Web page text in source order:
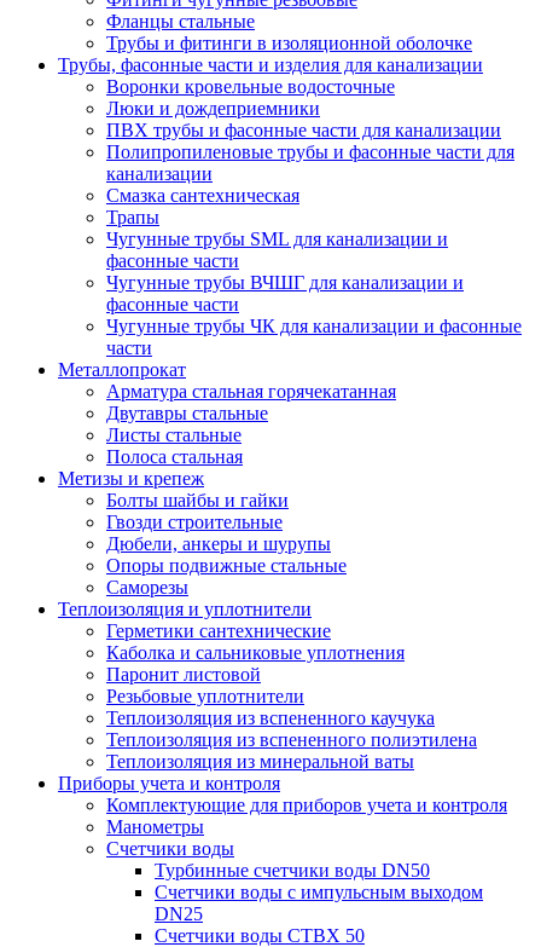
Фланцы стальные
Трубы и фитинги в изоляционной оболочке
Трубы, фасонные части и изделия для канализации
Воронки кровельные водосточные
Люки и дождеприемники
ПВХ трубы и фасонные части для канализации
Полипропиленовые трубы и фасонные части для
канализации
Смазка сантехническая
Трапы
Чугунные трубы SML для канализации и
фасонные части
Чугунные трубы ВЧШГ для канализации и
фасонные части
Чугунные трубы ЧК для канализации и фасонные
части
Металлопрокат
Арматура стальная горячекатанная
Двутавры стальные
Листы стальные
Полоса стальная
Метизы и крепеж
Болты шайбы и гайки
Гвозди строительные
Дюбели, анкеры и шурупы
Опоры подвижные стальные
Саморезы
Теплоизоляция и уплотнители
Герметики сантехнические
Каболка и сальниковые уплотнения
Паронит листовой
Резьбовые уплотнители
Теплоизоляция из вспененного каучука
Теплоизоляция из вспененного полиэтилена
Теплоизоляция из минеральной ваты
Приборы учета и контроля
Комплектующие для приборов учета и контроля
Манометры
Счетчики воды
Турбинные счетчики воды DN50
Счетчики воды с импульсным выходом
DN25
Счетчики воды СТВХ 50